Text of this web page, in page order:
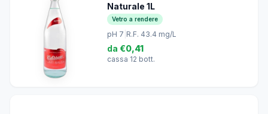
Naturale 1L
Vetro a rendere
pH 7 R.F. 43.4 mg/L
da €0,41
cassa 12 bott.